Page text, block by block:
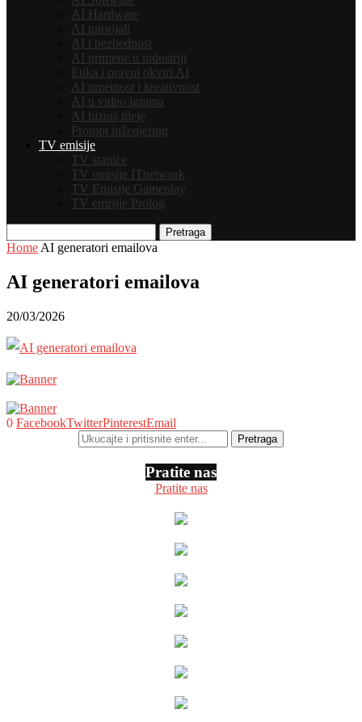
AI Hardware
AI tutorijali
AI i bezbednost
AI primene u industriji
Etika i pravni okviri AI
AI umetnost i kreativnost
AI u video igrama
AI biznis ideje
Prompt inženjering
TV emisije
TV stanice
TV emisije ITnetwork
TV Emisije Gameplay
TV emisije Prolog
Pretraga
Home AI generatori emailova
AI generatori emailova
20/03/2026
0 FacebookTwitterPinterestEmail
Pratite nas
Pratite nas